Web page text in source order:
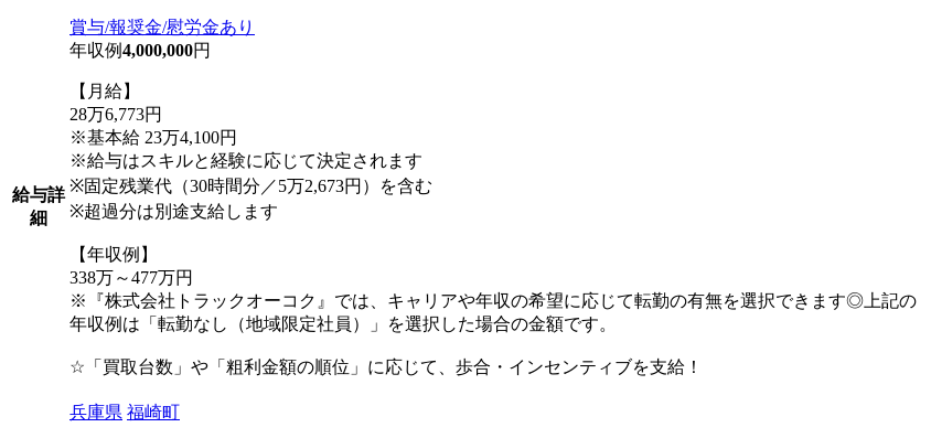
給与詳
細
賞与/報奨金/慰労金あり
年収例4,000,000円
【月給】
28万6,773円
※基本給 23万4,100円
※給与はスキルと経験に応じて決定されます
※固定残業代（30時間分／5万2,673円）を含む
※超過分は別途支給します
【年収例】
338万～477万円
※『株式会社トラックオーコク』では、キャリアや年収の希望に応じて転勤の有無を選択できます◎上記の
年収例は「転勤なし（地域限定社員）」を選択した場合の金額です。
☆「買取台数」や「粗利金額の順位」に応じて、歩合・インセンティブを支給！
兵庫県 福崎町